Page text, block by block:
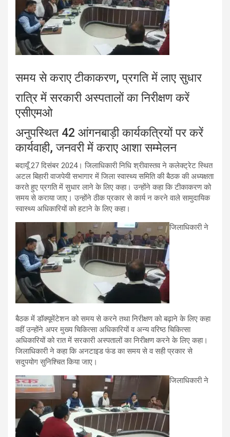
समय से कराए टीकाकरण, प्रगति में लाए सुधार
रात्रि में सरकारी अस्पतालों का निरीक्षण करें
एसीएमओ
अनुपस्थित 42 आंगनबाड़ी कार्यकत्रियों पर करें
कार्यवाही, जनवरी में कराए आशा सम्मेलन
बदायूँ 27 दिसंबर 2024। जिलाधिकारी निधि श्रीवास्तव ने कलेक्ट्रेट स्थित
अटल बिहारी वाजपेयी सभागार में जिला स्वास्थ्य समिति की बैठक की अध्यक्षता
करते हुए प्रगति में सुधार लाने के लिए कहा। उन्होंने कहा कि टीकाकरण को
समय से कराया जाए। उन्होंने ठीक प्रकार से कार्य न करने वाले सामुदायिक
स्वास्थ्य अधिकारियों को हटाने के लिए कहा।
जिलाधिकारी ने
बैठक में डॉक्यूमेंटेशन को समय से करने तथा निरीक्षण को बढ़ाने के लिए कहा
वहीं उन्होंने अपर मुख्य चिकित्सा अधिकारियों व अन्य वरिष्ठ चिकित्सा
अधिकारियों को रात में सरकारी अस्पतालों का निरीक्षण करने के लिए कहा।
जिलाधिकारी ने कहा कि अनटाइड फंड का समय से व सही प्रकार से
सदुपयोग सुनिश्चित किया जाए।
जिलाधिकारी ने